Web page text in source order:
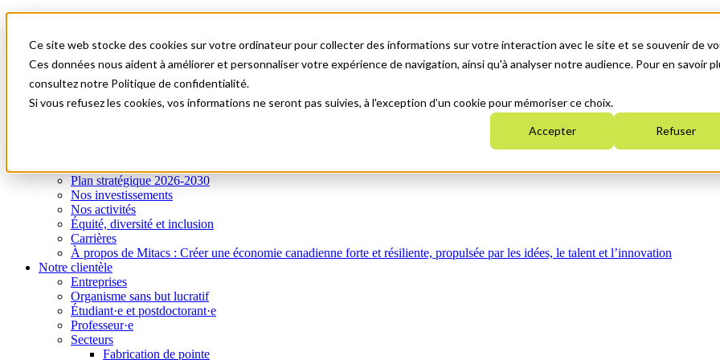
Ce site web stocke des cookies sur votre ordinateur pour collecter des informations sur votre interaction avec le site et se souvenir de
Ces données nous aident à améliorer et personnaliser votre expérience de navigation, ainsi qu'à analyser notre audience. Pour en savoir
consultez notre Politique de confidentialité.
Si vous refusez les cookies, vos informations ne seront pas suivies, à l'exception d'un cookie pour mémoriser ce choix.
Accepter Refuser
Nouvelles et événements
English
Commençons!
Menu A0
Plan stratégique 2026-2030
Nos investissements
Nos activités
Équité, diversité et inclusion
Carrières
À propos de Mitacs : Créer une économie canadienne forte et résiliente, propulsée par les idées, le talent et l’innovation
Notre clientèle
Entreprises
Organisme sans but lucratif
Étudiant·e et postdoctorant·e
Professeur·e
Secteurs
Fabrication de pointe